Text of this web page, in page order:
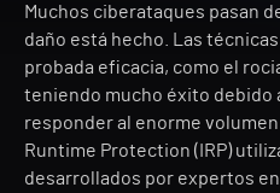
Muchos ciberataques pasan
daño está hecho. Las
probada eficacia, como el
teniendo mucho éxito debido
responder al enorme
Runtime Protection (IRP)
desarrollados por expertos